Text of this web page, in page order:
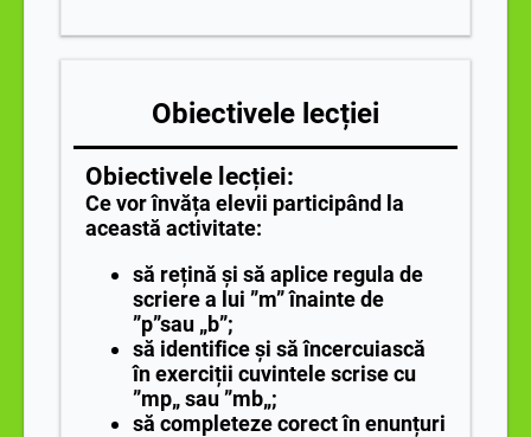
Obiectivele lecției
Obiectivele lecției:
Ce vor învăța elevii participând la
această activitate:
să rețină și să aplice regula de
scriere a lui ”m” înainte de
”p”sau „b”;
să identifice și să încercuiască
în exerciții cuvintele scrise cu
”mp„ sau ”mb„;
să completeze corect în enunțuri